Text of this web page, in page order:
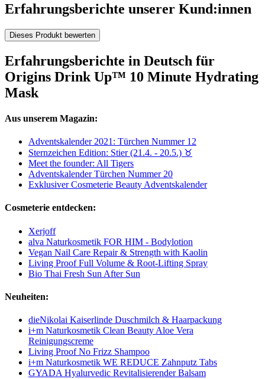
Erfahrungsberichte unserer Kund:innen
Dieses Produkt bewerten
Erfahrungsberichte in Deutsch für
Origins Drink Up™ 10 Minute Hydrating
Mask
Aus unserem Magazin:
Adventskalender 2021: Türchen Nummer 12
Sternzeichen Edition: Stier (21.4. - 20.5.) ♉︎
Meet the founder: All Tigers
Adventskalender Türchen Nummer 20
Exklusiver Cosmeterie Beauty Adventskalender
Cosmeterie entdecken:
Xerjoff
alva Naturkosmetik FOR HIM - Bodylotion
Vegan Nail Care Repair & Strength with Kaolin
Living Proof Full Volume & Root-Lifting Spray
Bio Thai Fresh Sun After Sun
Neuheiten:
dieNikolai Kaiserlinde Duschmilch & Haarpackung
i+m Naturkosmetik Clean Beauty Aloe Vera
Reinigungscreme
Living Proof No Frizz Shampoo
i+m Naturkosmetik WE REDUCE Zahnputz Tabs
GYADA Hyalurvedic Revitalisierender Balsam